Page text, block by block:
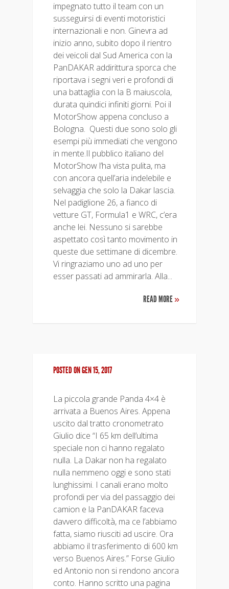
impegnato tutto il team con un
susseguirsi di eventi motoristici
internazionali e non. Ginevra ad
inizio anno, subito dopo il rientro
dei veicoli dal Sud America con la
PanDAKAR addirittura sporca che
riportava i segni veri e profondi di
una battaglia con la B maiuscola,
durata quindici infiniti giorni. Poi il
MotorShow appena concluso a
Bologna. Questi due sono solo gli
esempi più immediati che vengono
in mente.Il pubblico italiano del
MotorShow l’ha vista pulita, ma
con ancora quell’aria indelebile e
selvaggia che solo la Dakar lascia.
Nel padiglione 26, a fianco di
vetture GT, Formula1 e WRC, c’era
anche lei. Nessuno si sarebbe
aspettato così tanto movimento in
queste due settimane di dicembre.
Vi ringraziamo uno ad uno per
esser passati ad ammirarla. Alla...
READ MORE»
POSTED ON GEN 15, 2017
La piccola grande Panda 4×4 è
arrivata a Buenos Aires. Appena
uscito dal tratto cronometrato
Giulio dice “I 65 km dell’ultima
speciale non ci hanno regalato
nulla. La Dakar non ha regalato
nulla nemmeno oggi e sono stati
lunghissimi. I canali erano molto
profondi per via del passaggio dei
camion e la PanDAKAR faceva
davvero difficoltà, ma ce l’abbiamo
fatta, siamo riusciti ad uscire. Ora
abbiamo il trasferimento di 600 km
verso Buenos Aires.” Forse Giulio
ed Antonio non si rendono ancora
conto. Hanno scritto una pagina